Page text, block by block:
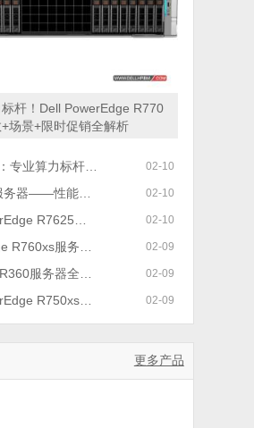
杆！Dell PowerEdge R770
场景+限时促销全解析
02-10
杆，限时福利抢先购
02-10
能硬核价更优！
02-10
| 参数+场景+限时特惠
02-09
场景及限时促销全解析
02-09
务器全方位解析
02-09
务器爆款促销指南
更多产品